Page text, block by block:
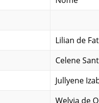
Lilian de
Celene
Jullyene
Welvia de